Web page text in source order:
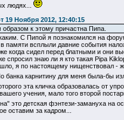
людях...
19 Ноября 2012, 12:40:15
образом к этому причастна Пипа.
С Пипой я познакомился на
в памяти всплыли давние события
когда сидел перед блатными и они
спросил знаю ли я кто такая Pipa
я по настоящему нищенствовал -
банка карнитину для меня была-бы
эта кличка образовалась от
учения, мало того второй
это детская фэнтези-замануха на
оставим за кадром...